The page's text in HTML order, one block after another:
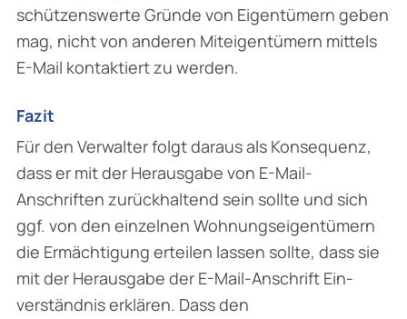
schützenswerte Gründe von Eigentümern geben
mag, nicht von anderen Miteigentümern mittels
E-Mail kontaktiert zu werden.
Fazit
Für den Verwalter folgt daraus als Konsequenz,
dass er mit der Herausgabe von E-Mail-
Anschriften zurückhaltend sein sollte und sich
ggf. von den einzelnen Wohnungseigentümern
die Ermächtigung erteilen lassen sollte, dass sie
mit der Herausgabe der E-Mail-Anschrift Ein­
verständnis erklären. Dass den